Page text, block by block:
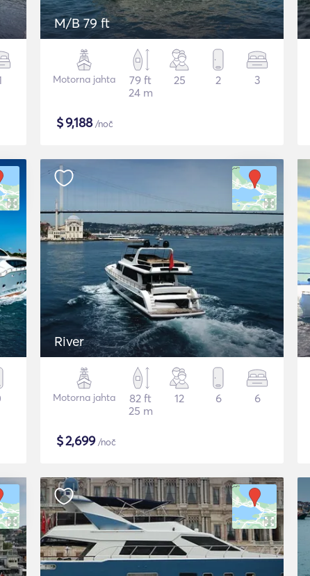
M/B 79 ft
Motorna jahta
79 ft
24 m
25 2 3
$9,188/noč
River
Motorna jahta
82 ft
25 m
12 6 6
$2,699/noč